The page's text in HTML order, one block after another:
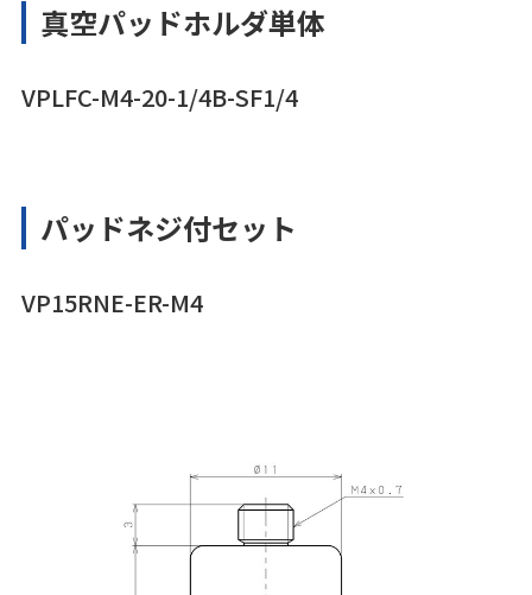
真空パッドホルダ単体
VPLFC-M4-20-1/4B-SF1/4
パッドネジ付セット
VP15RNE-ER-M4